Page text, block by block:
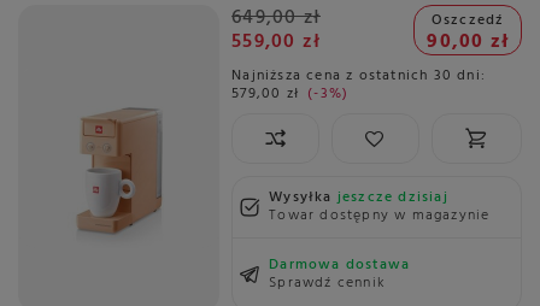
649,00 zł
559,00 zł
Oszczedź
90,00 zł
Najniższa cena z ostatnich 30 dni:
579,00 zł -3%
Wysyłkajeszcze dzisiaj
Towar dostępny w magazynie
Darmowa dostawa
Sprawdź cennik